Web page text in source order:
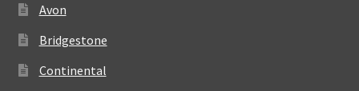
Avon
Bridgestone
Continental